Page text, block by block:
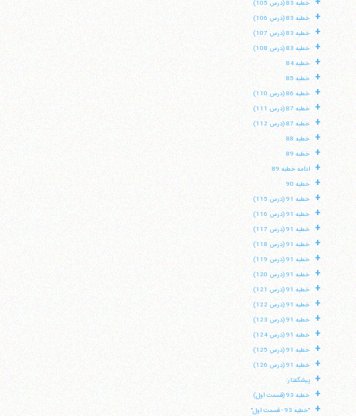
خطبه 83 (درس 105)
+ خطبه 83 (درس 106)
+ خطبه 83 (درس 107)
+ خطبه 83 (درس 108)
+ خطبه 84
+ خطبه 85
+ خطبه 86 (درس 110)
+ خطبه 87 (درس 111)
+ خطبه 87 (درس 112)
+ خطبه 88
+ خطبه 89
+ ادامه خطبه 89
+ خطبه 90
+ خطبه 91 (درس 115)
+ خطبه 91 (درس 116)
+ خطبه 91 (درس 117)
+ خطبه 91 (درس 118)
+ خطبه 91 (درس 119)
+ خطبه 91 (درس 120)
+ خطبه 91 (درس 121)
+ خطبه 91 (درس 122)
+ خطبه 91 (درس 123)
+ خطبه 91 (درس 124)
+ خطبه 91 (درس 125)
+ خطبه 91 (درس 126)
+ پیشگفتار:
+ خطبه 93 (قسمت اول)
+ "خطبه 93 - قسمت اول"